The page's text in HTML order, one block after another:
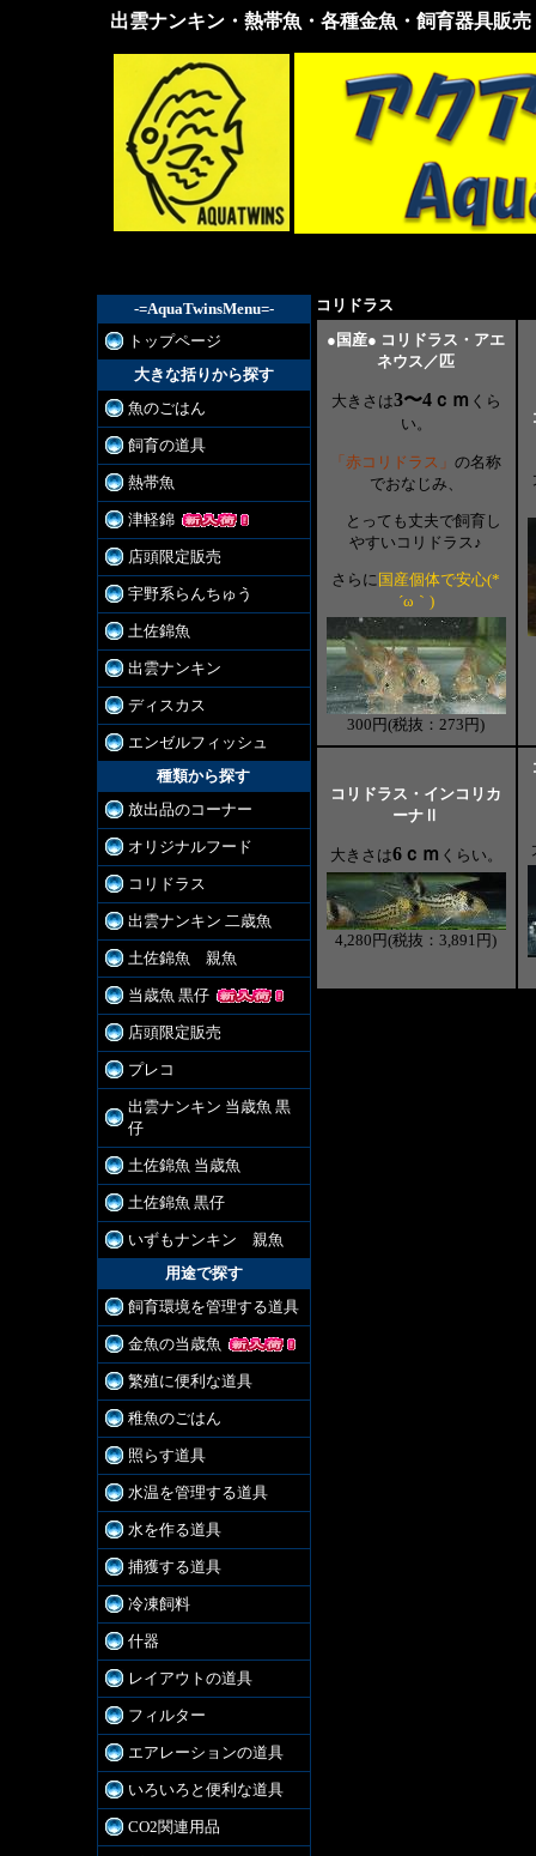
出雲ナンキン・熱帯魚・各種金魚・飼育器具販売
-=AquaTwinsMenu=-
トップページ
大きな括りから探す
魚のごはん
飼育の道具
熱帯魚
津軽錦
店頭限定販売
宇野系らんちゅう
土佐錦魚
出雲ナンキン
ディスカス
エンゼルフィッシュ
種類から探す
放出品のコーナー
オリジナルフード
コリドラス
出雲ナンキン 二歳魚
土佐錦魚 親魚
当歳魚 黒仔
店頭限定販売
プレコ
出雲ナンキン 当歳魚 黒
仔
土佐錦魚 当歳魚
土佐錦魚 黒仔
いずもナンキン 親魚
用途で探す
飼育環境を管理する道具
金魚の当歳魚
繁殖に便利な道具
稚魚のごはん
照らす道具
水温を管理する道具
水を作る道具
捕獲する道具
冷凍飼料
什器
レイアウトの道具
フィルター
エアレーションの道具
いろいろと便利な道具
CO2関連用品
コリドラス
●国産● コリドラス・アエ
ネウス／匹
大きさは3〜4ｃｍ くら
い。
「赤コリドラス」 の名称
でおなじみ、
とっても丈夫で飼育し
やすいコリドラス♪
さらに 国産個体で安心(*
´ω｀)
300円(税抜：273円)
コリドラス・インコリカ
ーナⅡ
大きさは6ｃｍ くらい。
4,280円(税抜：3,891円)